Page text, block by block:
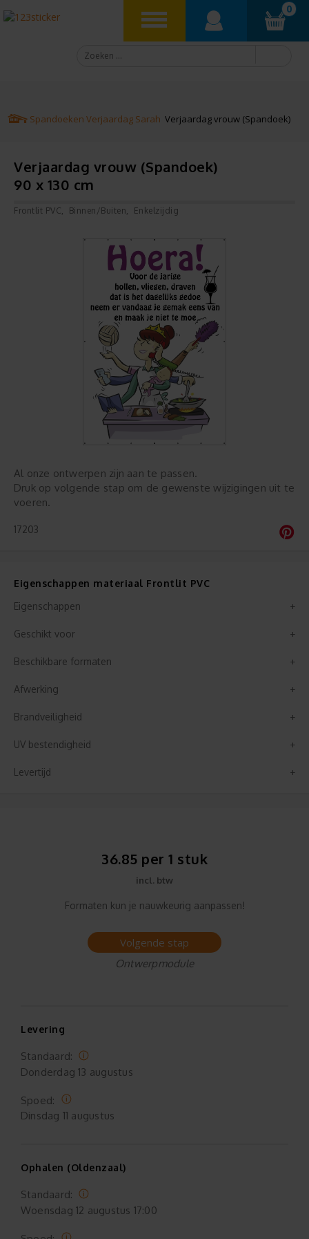
0
Spandoeken Verjaardag Sarah Verjaardag vrouw (Spandoek)
Verjaardag vrouw (Spandoek)
90 x 130 cm
Frontlit PVC Binnen/Buiten Enkelzijdig
Al onze ontwerpen zijn aan te passen.
Druk op volgende stap om de gewenste wijzigingen uit te
voeren.
17203
Eigenschappen materiaal Frontlit PVC
Eigenschappen
Geschikt voor
Beschikbare formaten
Afwerking
Brandveiligheid
UV bestendigheid
Levertijd
36.85 per 1 stuk
incl. btw
Formaten kun je nauwkeurig aanpassen!
Volgende stap
Ontwerpmodule
Levering
Standaard:
Donderdag 13 augustus
Spoed:
Dinsdag 11 augustus
Ophalen (Oldenzaal)
Standaard:
Woensdag 12 augustus 17:00